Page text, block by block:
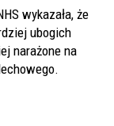
wykazała, że
ubogich
narażone na